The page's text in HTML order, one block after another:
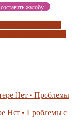
жалобу
Нет • Проблемы с